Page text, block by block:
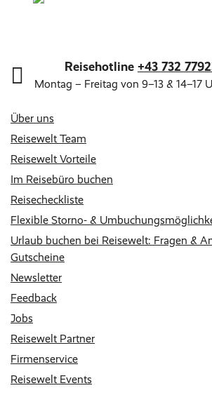
Über uns
Reisewelt Team
Reisewelt Vorteile
Im Reisebüro buchen
Reisecheckliste
Flexible Storno- &
Urlaub buchen bei Reisewelt: Fragen &
Gutscheine
Newsletter
Feedback
Jobs
Reisewelt Partner
Firmenservice
Reisewelt Events
Reisehotline +43 732
Montag – Freitag von 9–13 & 14–17